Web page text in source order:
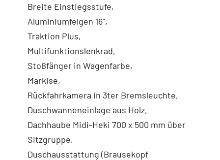
Breite Einstiegsstufe,
Aluminiumfelgen 16",
Traktion Plus,
Multifunktionslenkrad,
Stoßfänger in Wagenfarbe,
Markise,
Rückfahrkamera in 3ter Bremsleuchte,
Duschwanneneinlage aus Holz,
Dachhaube Midi-Heki 700 x 500 mm über
Sitzgruppe,
Duschausstattung (Brausekopf